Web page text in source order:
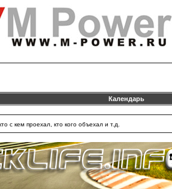
Календарь
с кем проехал, кто кого объехал и т.д.